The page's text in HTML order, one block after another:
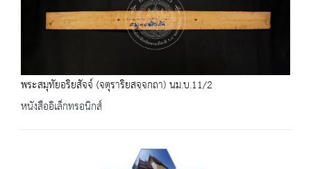
พระสมุทัยอริยสัจจ์ (จตุราริยสจฺจกถา) นม.บ.11/2
หนังสืออิเล็กทรอนิกส์